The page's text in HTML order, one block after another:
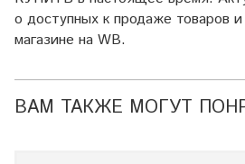
о доступных к продаже товаров
магазине на WB.
ВАМ ТАКЖЕ МОГУТ